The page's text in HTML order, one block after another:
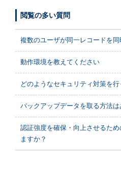
閲覧の多い質問
複数のユーザが同一レコードを
動作環境を教えてください
どのようなセキュリティ対策を行
バックアップデータを取る方法は
認証強度を確保・向上させるた
ますか？